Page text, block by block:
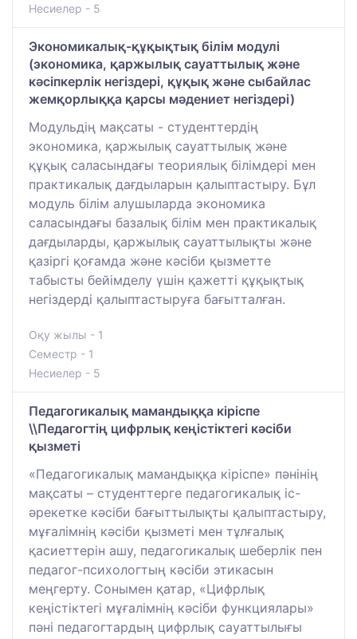
Несиелер - 5
Экономикалық-құқықтық білім модулі
(экономика, қаржылық сауаттылық және
кәсіпкерлік негіздері, құқық және сыбайлас
жемқорлыққа қарсы мәдениет негіздері)
Модульдің мақсаты - студенттердің
экономика, қаржылық сауаттылық және
құқық саласындағы теориялық білімдері мен
практикалық дағдыларын қалыптастыру. Бұл
модуль білім алушыларда экономика
саласындағы базалық білім мен практикалық
дағдыларды, қаржылық сауаттылықты және
қазіргі қоғамда және кәсіби қызметте
табысты бейімделу үшін қажетті құқықтық
негіздерді қалыптастыруға бағытталған.
Оқу жылы - 1
Семестр - 1
Несиелер - 5
Педагогикалық мамандыққа кіріспе
\\Педагогтің цифрлық кеңістіктегі кәсіби
қызметі
«Педагогикалық мамандыққа кіріспе» пәнінің
мақсаты – студенттерге педагогикалық іс-
әрекетке кәсіби бағыттылықты қалыптастыру,
мұғалімнің кәсіби қызметі мен тұлғалық
қасиеттерін ашу, педагогикалық шеберлік пен
педагог-психологтың кәсіби этикасын
меңгерту. Сонымен қатар, «Цифрлық
кеңістіктегі мұғалімнің кәсіби функциялары»
пәні педагогтардың цифрлық сауаттылығы